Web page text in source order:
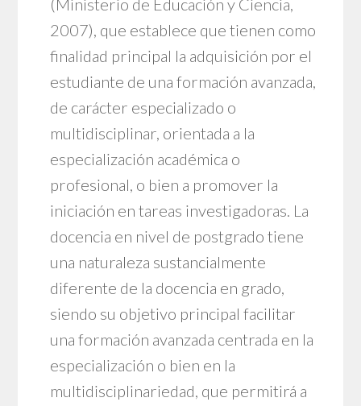
(Ministerio de Educación y Ciencia,
2007), que establece que tienen como
finalidad principal la adquisición por el
estudiante de una formación avanzada,
de carácter especializado o
multidisciplinar, orientada a la
especialización académica o
profesional, o bien a promover la
iniciación en tareas investigadoras. La
docencia en nivel de postgrado tiene
una naturaleza sustancialmente
diferente de la docencia en grado,
siendo su objetivo principal facilitar
una formación avanzada centrada en la
especialización o bien en la
multidisciplinariedad, que permitirá a